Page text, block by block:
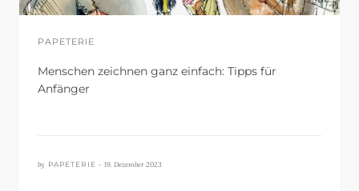
PAPETERIE
Menschen zeichnen ganz einfach: Tipps für
Anfänger
by PAPETERIE • 19. Dezember 2023